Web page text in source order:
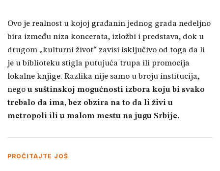
Ovo je realnost u kojoj građanin jednog grada nedeljno
bira između niza koncerata, izložbi i predstava, dok u
drugom „kulturni život“ zavisi isključivo od toga da li
je u biblioteku stigla putujuća trupa ili promocija
lokalne knjige. Razlika nije samo u broju institucija,
negou suštinskoj mogućnosti izbora koju bi svako
trebalo da ima, bez obzira na to da li živi u
metropoli ili u malom mestu na jugu Srbije.
PROČITAJTE JOŠ